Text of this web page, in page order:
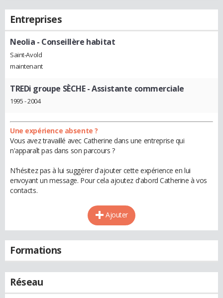
Entreprises
Neolia - Conseillère habitat
Saint-Avold
maintenant
TREDi groupe SÈCHE- Assistante commerciale
1995 - 2004
Une expérience absente ?
Vous avez travaillé avec Catherine dans une entreprise qui
n'apparaît pas dans son parcours ?
N'hésitez pas à lui suggérer d'ajouter cette expérience en lui
envoyant un message. Pour cela ajoutez d'abord Catherine à vos
contacts.
Ajouter
Formations
Réseau